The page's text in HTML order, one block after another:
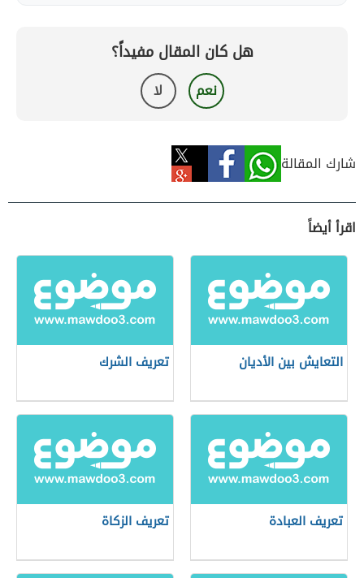
هل كان المقال مفيداً؟
نعم لا
شارك المقالة
اقرأ أيضاً
التعايش بين الأديان تعريف الشرك
تعريف العبادة تعريف الزكاة